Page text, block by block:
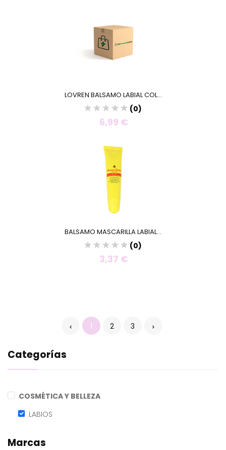
Categorías
COSMÉTICA Y BELLEZA
LABIOS
Marcas
LOVREN BALSAMO LABIAL COL...
(0)
6,99 €
BALSAMO MASCARILLA LABIAL...
(0)
3,37 €
1 2 3